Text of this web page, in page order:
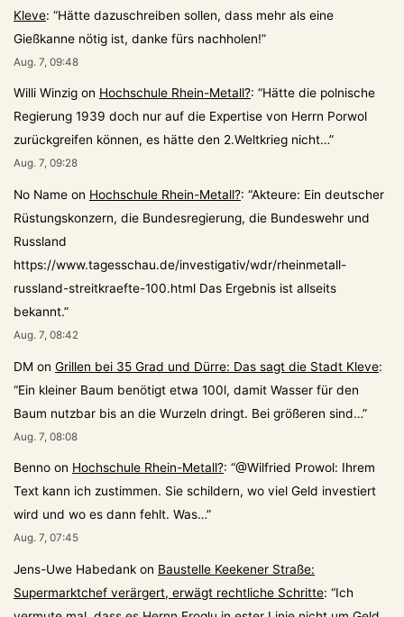
Kleve: “Hätte dazuschreiben sollen, dass mehr als eine
Gießkanne nötig ist, danke fürs nachholen!”
Aug. 7, 09:48
Willi Winzig on Hochschule Rhein-Metall?: “Hätte die polnische
Regierung 1939 doch nur auf die Expertise von Herrn Porwol
zurückgreifen können, es hätte den 2.Weltkrieg nicht…”
Aug. 7, 09:28
No Name on Hochschule Rhein-Metall?: “Akteure: Ein deutscher
Rüstungskonzern, die Bundesregierung, die Bundeswehr und
Russland
https://www.tagesschau.de/investigativ/wdr/rheinmetall-
russland-streitkraefte-100.html Das Ergebnis ist allseits
bekannt.”
Aug. 7, 08:42
DM on Grillen bei 35 Grad und Dürre: Das sagt die Stadt Kleve:
“Ein kleiner Baum benötigt etwa 100l, damit Wasser für den
Baum nutzbar bis an die Wurzeln dringt. Bei größeren sind…”
Aug. 7, 08:08
Benno on Hochschule Rhein-Metall?: “@Wilfried Prowol: Ihrem
Text kann ich zustimmen. Sie schildern, wo viel Geld investiert
wird und wo es dann fehlt. Was…”
Aug. 7, 07:45
Jens-Uwe Habedank on Baustelle Keekener Straße:
Supermarktchef verärgert, erwägt rechtliche Schritte: “Ich